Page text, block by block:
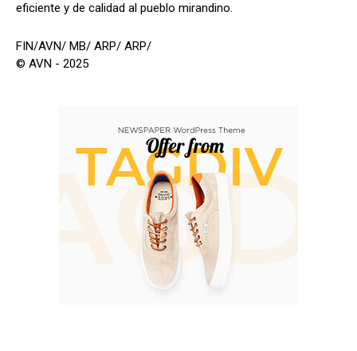
eficiente y de calidad al pueblo mirandino.
FIN/AVN/ MB/ ARP/ ARP/
© AVN - 2025